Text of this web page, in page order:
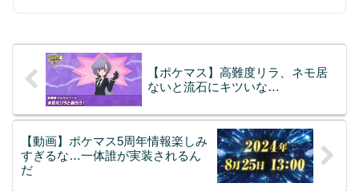
【ポケマス】高難度リラ、ネモ居
ないと流石にキツいな…
【動画】ポケマス5周年情報楽しみ
すぎるな…一体誰が実装されるん
だ